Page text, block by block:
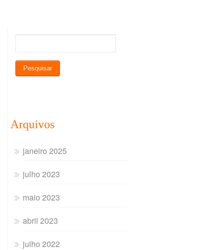
Arquivos
janeiro 2025
julho 2023
maio 2023
abril 2023
julho 2022